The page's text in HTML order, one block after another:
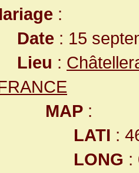
:
Date : 15
Lieu :
MAP :
LATI :
LONG :